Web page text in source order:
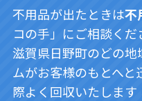
不用品が出たときは不
コの手」にご相談くだ
滋賀県日野町のどの地
ムがお客様のもとへ
際よく回収いたします